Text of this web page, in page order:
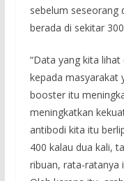
sebelum seseorang
berada di sekitar
“Data yang kita
kepada masyarakat
booster itu
meningkatkan
antibodi kita itu
400 kalau dua kali,
ribuan, rata-ratanya